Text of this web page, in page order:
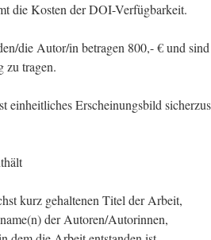
die Kosten der DOI-Verfügbarkeit.
die Autor/in betragen 800,- € und
zu tragen.
einheitliches Erscheinungsbild
kurz gehaltenen Titel der Arbeit,
der Autoren/Autorinnen,